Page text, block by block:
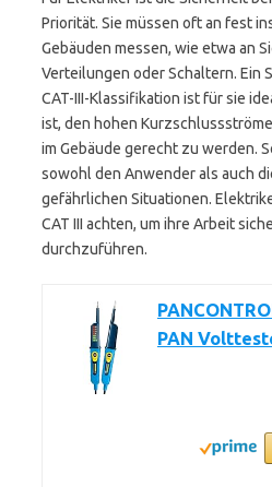
Priorität. Sie müssen oft an fest
Gebäuden messen, wie etwa an
Verteilungen oder Schaltern. Ein
CAT-III-Klassifikation ist für sie
ist, den hohen
im Gebäude gerecht zu werden.
sowohl den Anwender als auch
gefährlichen Situationen.
CAT III achten, um ihre Arbeit
durchzuführen.
PAN